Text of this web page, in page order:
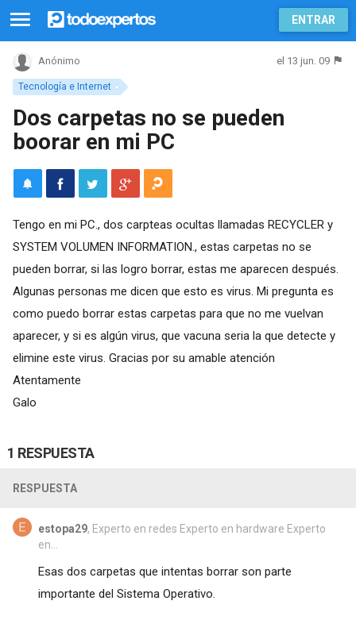
ENTRAR
Tecnología e Internet
Anónimo el 13 jun. 09
Dos carpetas no se pueden
boorar en mi PC
Tengo en mi PC., dos carpteas ocultas llamadas RECYCLER y
SYSTEM VOLUMEN INFORMATION., estas carpetas no se
pueden borrar, si las logro borrar, estas me aparecen después.
Algunas personas me dicen que esto es virus. Mi pregunta es
como puedo borrar estas carpetas para que no me vuelvan
aparecer, y si es algún virus, que vacuna seria la que detecte y
elimine este virus. Gracias por su amable atención
Atentamente
Galo
1 RESPUESTA
RESPUESTA
estopa29, Experto en redes Experto en hardware Experto
en...
Esas dos carpetas que intentas borrar son parte
importante del Sistema Operativo.